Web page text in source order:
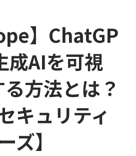
】ChatGP
成AIを可視
方法とは？
キュリティ
ズ】